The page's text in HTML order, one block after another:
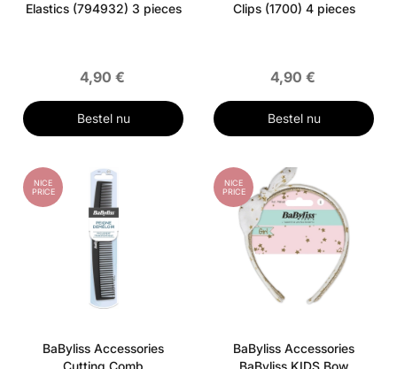
Elastics (794932) 3 pieces
4,90 €
Bestel nu
Clips (1700) 4 pieces
4,90 €
Bestel nu
NICE
PRICE
BaByliss Accessories
NICE
PRICE
BaByliss Accessories